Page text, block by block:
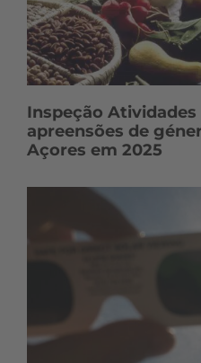
Inspeção
apreensões de
Açores em 2025